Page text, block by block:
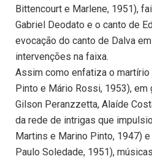
Bittencourt e Marlene, 1951),
Gabriel Deodato e o canto de
evocação do canto de Dalva
intervenções na faixa.
Assim como enfatiza o martírio
Pinto e Mário Rossi, 1953), em
Gilson Peranzzetta, Alaíde
da rede de intrigas que
Martins e Marino Pinto, 1947)
Paulo Soledade, 1951),